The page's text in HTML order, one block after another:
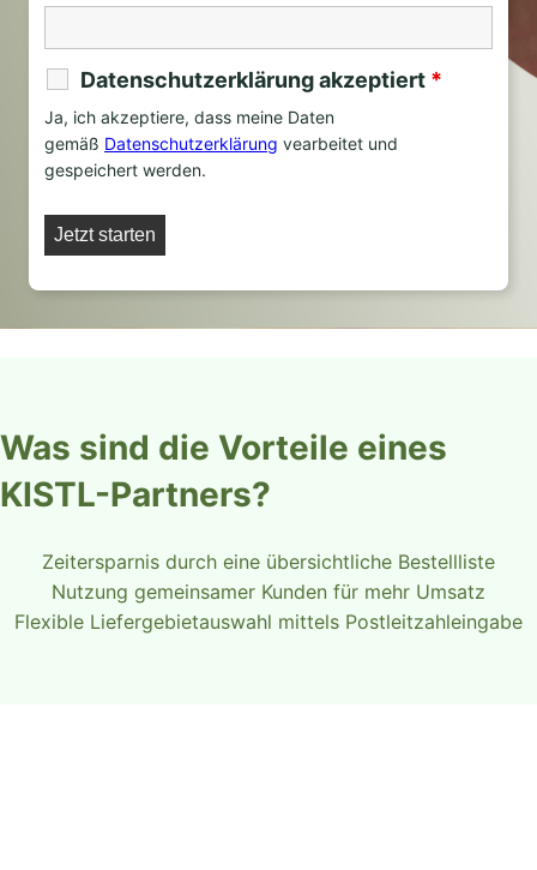
Datenschutzerklärung akzeptiert *
Ja, ich akzeptiere, dass meine Daten
gemäß Datenschutzerklärung vearbeitet und
gespeichert werden.
Was sind die Vorteile eines
KISTL-Partners?
Zeitersparnis durch eine übersichtliche Bestellliste
Nutzung gemeinsamer Kunden für mehr Umsatz
Flexible Liefergebietauswahl mittels Postleitzahleingabe